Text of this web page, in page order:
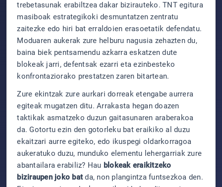
trebetasunak erabiltzea dakar bizirauteko. TNT egitura
masiboak estrategikoki desmuntatzen zentratu
zaitezke edo hiri bat erraldoien erasoetatik defendatu.
Moduaren aukerak zure helburu nagusia zehazten du,
baina biek pentsamendu azkarra eskatzen dute
blokeak jarri, defentsak ezarri eta ezinbesteko
konfrontaziorako prestatzen zaren bitartean.
Zure ekintzak zure aurkari dorreak etengabe aurrera
egiteak mugatzen ditu. Arrakasta hegan doazen
taktikak asmatzeko duzun gaitasunaren araberakoa
da. Gotortu ezin den gotorleku bat eraikiko al duzu
ekaitzari aurre egiteko, edo ikuspegi oldarkorragoa
aukeratuko duzu, munduko elementu lehergarriak zure
abantailara erabiliz? Hau blokeak eraikitzeko
biziraupen joko batda, non plangintza funtsezkoa den.